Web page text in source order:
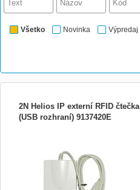
Všetko Novinka Výpredaj
2N Helios IP externí RFID čtečka
(USB rozhraní) 9137420E